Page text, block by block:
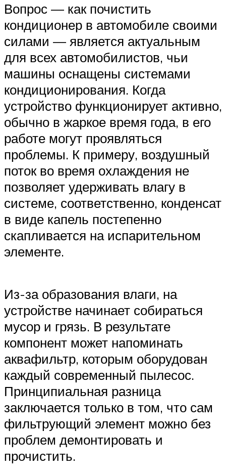
Вопрос — как почистить
кондиционер в автомобиле своими
силами — является актуальным
для всех автомобилистов, чьи
машины оснащены системами
кондиционирования. Когда
устройство функционирует активно,
обычно в жаркое время года, в его
работе могут проявляться
проблемы. К примеру, воздушный
поток во время охлаждения не
позволяет удерживать влагу в
системе, соответственно, конденсат
в виде капель постепенно
скапливается на испарительном
элементе.
Из-за образования влаги, на
устройстве начинает собираться
мусор и грязь. В результате
компонент может напоминать
аквафильтр, которым оборудован
каждый современный пылесос.
Принципиальная разница
заключается только в том, что сам
фильтрующий элемент можно без
проблем демонтировать и
прочистить.